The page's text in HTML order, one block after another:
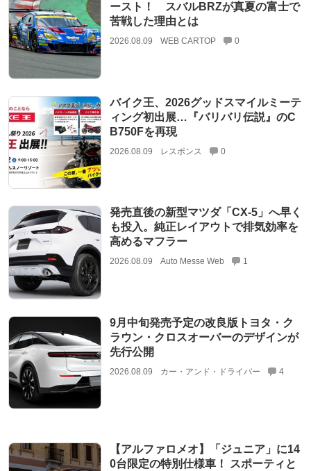
ースト！ スバルBRZが真夏の富士で
苦戦した理由とは
2026.08.09 WEB CARTOP 0
バイク王、2026グッドスマイルミーテ
ィング初出展…『バリバリ伝説』のC
B750Fを再現
2026.08.09 レスポンス 0
発売直後の新型マツダ「CX-5」へ早く
も投入。純正レイアウトで排気効率を
高めるマフラー
2026.08.09 Auto Messe Web 1
9月中旬発売予定の改良版トヨタ・ク
ラウン・クロスオーバーのデザインが
先行公開
2026.08.09 カー・アンド・ドライバー 4
【アルファロメオ】「ジュニア」に14
0台限定の特別仕様車！ スポーティと